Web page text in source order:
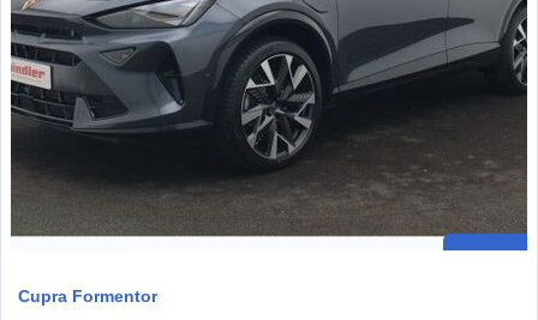
Cupra Formentor